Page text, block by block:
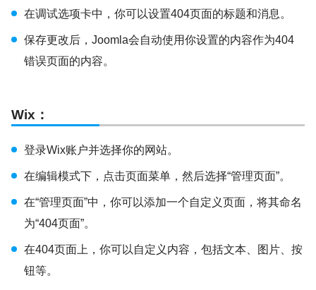
在调试选项卡中，你可以设置404页面的标题和消息。
保存更改后，Joomla会自动使用你设置的内容作为404
错误页面的内容。
Wix ：
登录Wix账户并选择你的网站。
在编辑模式下，点击页面菜单，然后选择“管理页面”。
在“管理页面”中，你可以添加一个自定义页面，将其命名
为“404页面”。
在404页面上，你可以自定义内容，包括文本、图片、按
钮等。